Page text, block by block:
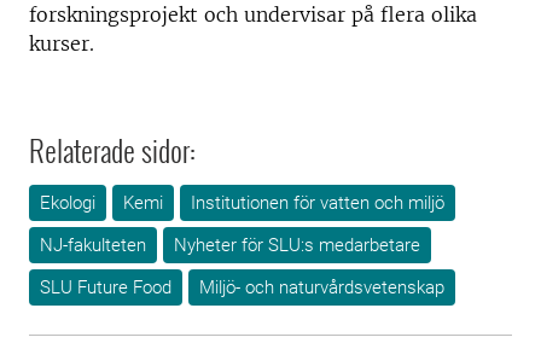
forskningsprojekt och undervisar på flera olika
kurser.
Relaterade sidor:
Ekologi Kemi
Institutionen för vatten och miljö
NJ-fakulteten
Nyheter för SLU:s medarbetare
SLU Future Food
Miljö- och naturvårdsvetenskap